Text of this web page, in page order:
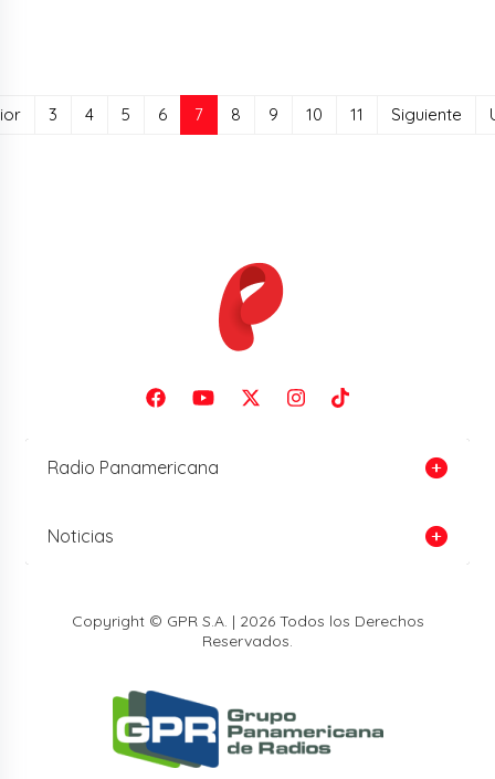
3 4 5 6 7(current)
8 9 10 11 Siguiente
Radio Panamericana
Noticias
Copyright © GPR S.A. | 2026 Todos los Derechos
Reservados.